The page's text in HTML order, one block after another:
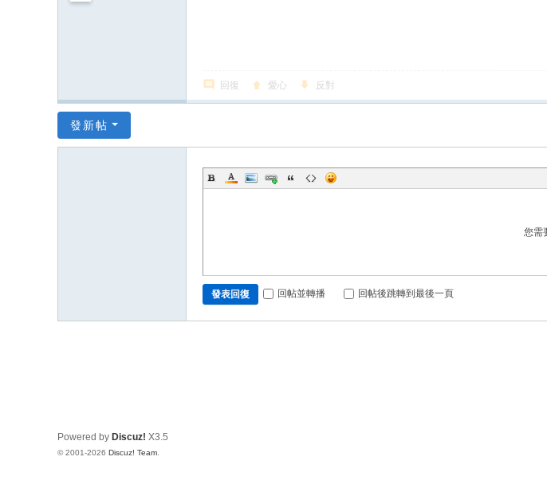
回復 愛心 反對
發新帖
您需
發表回復 回帖並轉播 回帖後跳轉到最後一頁
Powered by Discuz! X3.5
© 2001-2026 Discuz! Team